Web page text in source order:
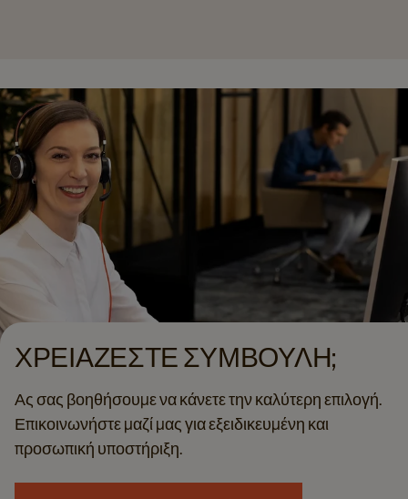
ΧΡΕΙΆΖΕΣΤΕ ΣΥΜΒΟΥΛΉ;
Ας σας βοηθήσουμε να κάνετε την καλύτερη επιλογή.
Επικοινωνήστε μαζί μας για εξειδικευμένη και
προσωπική υποστήριξη.